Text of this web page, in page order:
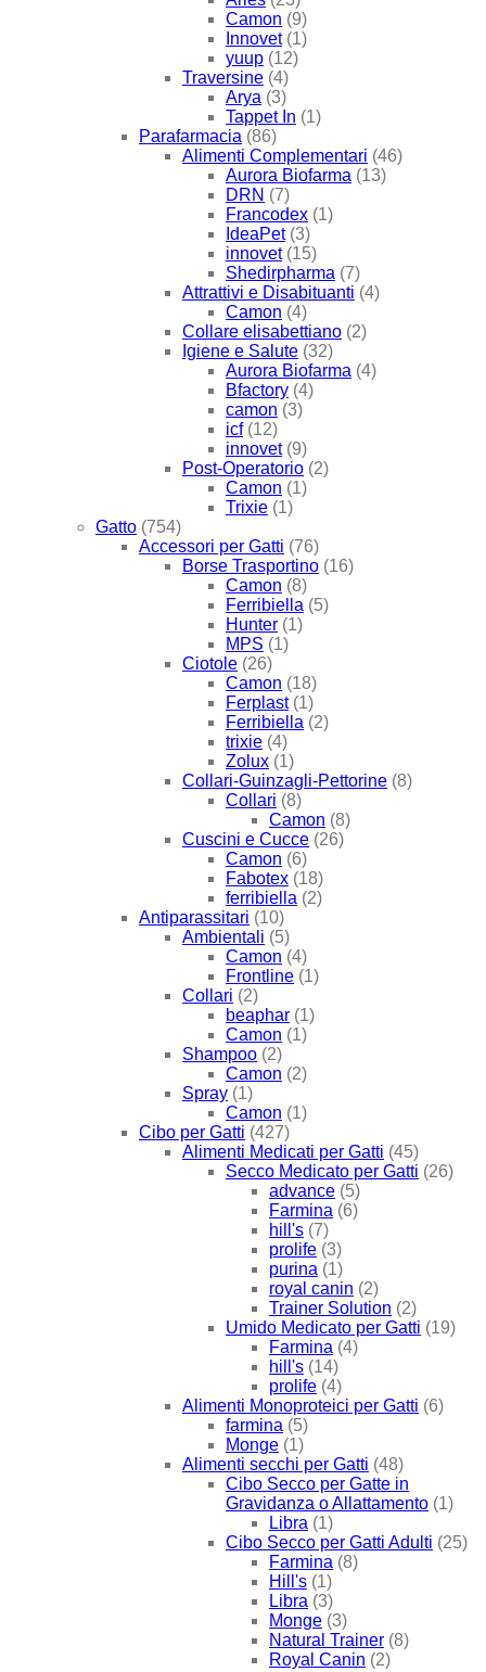
Camon (9)
Innovet (1)
yuup (12)
Traversine (4)
Arya (3)
Tappet In (1)
Parafarmacia (86)
Alimenti Complementari (46)
Aurora Biofarma (13)
DRN (7)
Francodex (1)
IdeaPet (3)
innovet (15)
Shedirpharma (7)
Attrattivi e Disabituanti (4)
Camon (4)
Collare elisabettiano (2)
Igiene e Salute (32)
Aurora Biofarma (4)
Bfactory (4)
camon (3)
icf (12)
innovet (9)
Post-Operatorio (2)
Camon (1)
Trixie (1)
Gatto (754)
Accessori per Gatti (76)
Borse Trasportino (16)
Camon (8)
Ferribiella (5)
Hunter (1)
MPS (1)
Ciotole (26)
Camon (18)
Ferplast (1)
Ferribiella (2)
trixie (4)
Zolux (1)
Collari-Guinzagli-Pettorine (8)
Collari (8)
Camon (8)
Cuscini e Cucce (26)
Camon (6)
Fabotex (18)
ferribiella (2)
Antiparassitari (10)
Ambientali (5)
Camon (4)
Frontline (1)
Collari (2)
beaphar (1)
Camon (1)
Shampoo (2)
Camon (2)
Spray (1)
Camon (1)
Cibo per Gatti (427)
Alimenti Medicati per Gatti (45)
Secco Medicato per Gatti (26)
advance (5)
Farmina (6)
hill's (7)
prolife (3)
purina (1)
royal canin (2)
Trainer Solution (2)
Umido Medicato per Gatti (19)
Farmina (4)
hill's (14)
prolife (4)
Alimenti Monoproteici per Gatti (6)
farmina (5)
Monge (1)
Alimenti secchi per Gatti (48)
Cibo Secco per Gatte in
Gravidanza o Allattamento (1)
Libra (1)
Cibo Secco per Gatti Adulti (25)
Farmina (8)
Hill's (1)
Libra (3)
Monge (3)
Natural Trainer (8)
Royal Canin (2)